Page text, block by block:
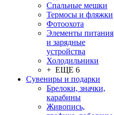
Спальные мешки
Термосы и фляжки
Фотоохота
Элементы питания
и зарядные
устройства
Холодильники
+ ЕЩЕ 6
Сувениры и подарки
Брелоки, значки,
карабины
Живопись,